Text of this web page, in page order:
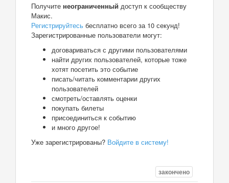
Получите неограниченный доступ к сообществу
Макис.
Регистрируйтесь бесплатно всего за 10 секунд!
Зарегистрированные пользователи могут:
договариваться с другими пользователями
найти других пользователей, которые тоже
хотят посетить это событие
писать/читать комментарии других
пользователей
смотреть/оставлять оценки
покупать билеты
присоединиться к событию
и много другое!
Уже зарегистрированы? Войдите в систему!
закончено